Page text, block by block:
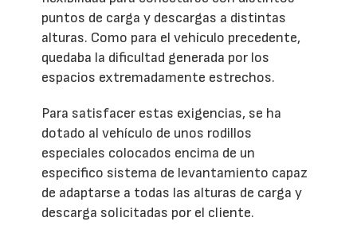
puntos de carga y descargas a distintas
alturas. Como para el vehículo precedente,
quedaba la dificultad generada por los
espacios extremadamente estrechos.
Para satisfacer estas exigencias, se ha
dotado al vehículo de unos rodillos
especiales colocados encima de un
especifico sistema de levantamiento capaz
de adaptarse a todas las alturas de carga y
descarga solicitadas por el cliente.